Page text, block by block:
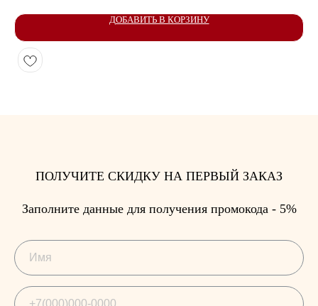
ДОБАВИТЬ В КОРЗИНУ
ПОЛУЧИТЕ СКИДКУ НА ПЕРВЫЙ ЗАКАЗ
Заполните данные для получения промокода - 5%